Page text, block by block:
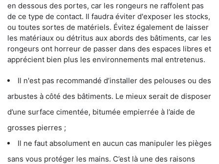
en dessous des portes, car les rongeurs ne raffolent pas
de ce type de contact. Il faudra éviter d'exposer les stocks,
ou toutes sortes de matériels. Évitez également de laisser
les matériaux ou détritus aux abords des bâtiments, car les
rongeurs ont horreur de passer dans des espaces libres et
apprécient bien plus les environnements mal entretenus.
Il n'est pas recommandé d’installer des pelouses ou des
arbustes à côté des bâtiments. Le mieux serait de disposer
d’une surface cimentée, bitumée empierrée à l’aide de
grosses pierres ;
Il ne faut absolument en aucun cas manipuler les pièges
sans vous protéger les mains. C’est là une des raisons